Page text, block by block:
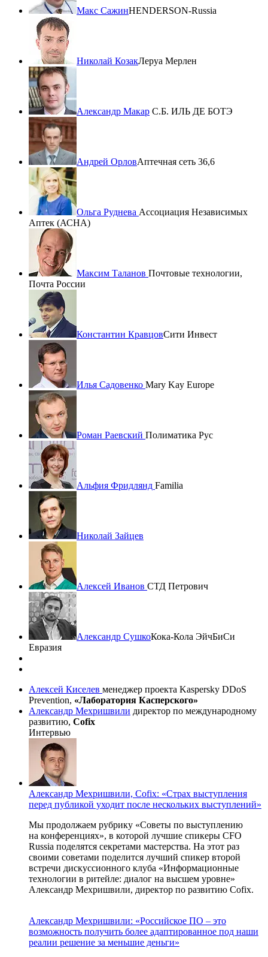
Макс СажинHENDERSON-Russia
Николай КозакЛеруа Мерлен
Александр Макар С.Б. ИЛЬ ДЕ БОТЭ
Андрей ОрловАптечная сеть 36,6
Ольга Руднева Ассоциация Независимых
Аптек (АСНА)
Максим Таланов Почтовые технологии,
Почта России
Константин КравцовСити Инвест
Илья Садовенко Mary Kay Europe
Роман Раевский Полиматика Рус
Альфия Фридлянд Familia
Николай Зайцев
Алексей Иванов СТД Петрович
Александр СушкоКока-Кола ЭйчБиСи
Евразия
Алексей Киселев менеджер проекта Kaspersky DDoS
Prevention, «Лаборатория Касперского»
Александр Мехришвили директор по международному
развитию, Cofix
Интервью
Александр Мехришвили, Cofix: «Страх выступления
перед публикой уходит после нескольких выступлений»
Мы продолжаем рубрику «Советы по выступлению
на конференциях», в которой лучшие спикеры CFO
Russia поделятся секретами мастерства. На этот раз
своими советами поделится лучший спикер второй
встречи дискуссионного клуба «Информационные
технологии в ритейле: диалог на высшем уровне»
Александр Мехришвили, директор по развитию Cofix.
Александр Мехришвили: «Российское ПО – это
возможность получить более адаптированное под наши
реалии решение за меньшие деньги»